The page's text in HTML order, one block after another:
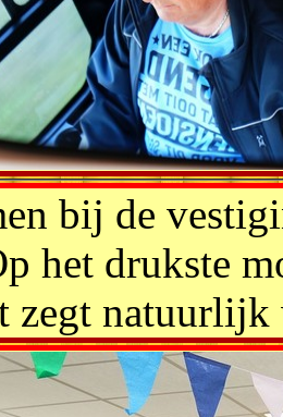
bij de
het drukste
zegt natuurlijk